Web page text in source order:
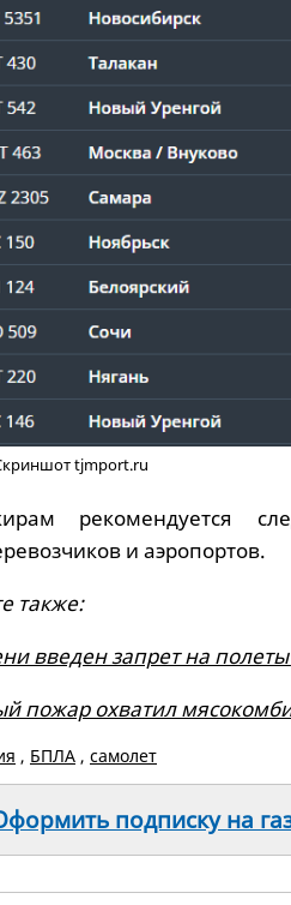
tjmport.ru
рекомендуется
и аэропортов.
также:
введен запрет на
пожар охватил
, БПЛА , самолет
подписку на